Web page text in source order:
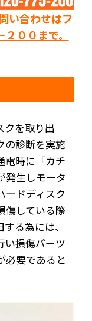
い合わせはフ
００まで。
クを取り出
の診断を実施
電時に「カチ
発生しモータ
ードディスク
傷している際
る為には、
い損傷パーツ
必要であると